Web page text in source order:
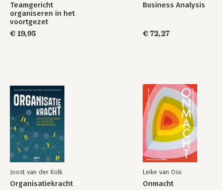
Teamgericht
organiseren in het
voortgezet
onderwijs
€ 19,95
Business Analysis
€ 72,27
Joost van der Kolk
Organisatiekracht
Leike van Oss
Onmacht